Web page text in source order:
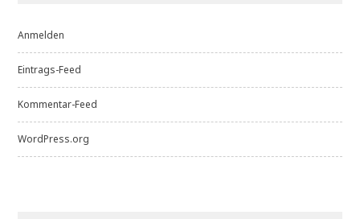
Anmelden
Eintrags-Feed
Kommentar-Feed
WordPress.org